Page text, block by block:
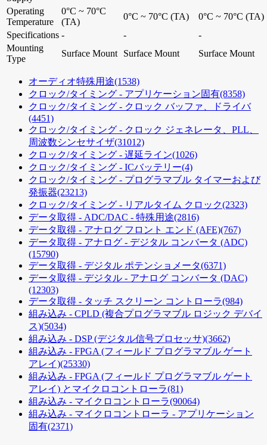
Operating
Temperature
0°C ~ 70°C
(TA)
0°C ~ 70°C (TA)
0°C ~ 70°C (TA)
Specifications - -
-
Mounting
Type
Surface Mount Surface Mount Surface Mount
オーディオ特殊用途(1538)
クロック/タイミング - アプリケーション固有(8358)
クロック/タイミング - クロック バッファ、ドライバ
(4451)
クロック/タイミング - クロック ジェネレータ、PLL、
周波数シンセサイザ(31012)
クロック/タイミング - 遅延ライン(1026)
クロック/タイミング - ICバッテリー(4)
クロック/タイミング - プログラマブル タイマーおよび
発振器(23213)
クロック/タイミング - リアルタイム クロック(2323)
データ取得 - ADC/DAC - 特殊用途(2816)
データ取得 - アナログ フロント エンド (AFE)(767)
データ取得 - アナログ - デジタル コンバータ (ADC)
(15790)
データ取得 - デジタル ポテンショメータ(6371)
データ取得 - デジタル - アナログ コンバータ (DAC)
(12303)
データ取得 - タッチ スクリーン コントローラ(984)
組み込み - CPLD (複合プログラマブル ロジック デバイ
ス)(5034)
組み込み - DSP (デジタル信号プロセッサ)(3662)
組み込み - FPGA (フィールド プログラマブル ゲート
アレイ)(25330)
組み込み - FPGA (フィールド プログラマブル ゲート
アレイ) とマイクロコントローラ(81)
組み込み - マイクロコントローラ(90064)
組み込み - マイクロコントローラ - アプリケーション
固有(2371)